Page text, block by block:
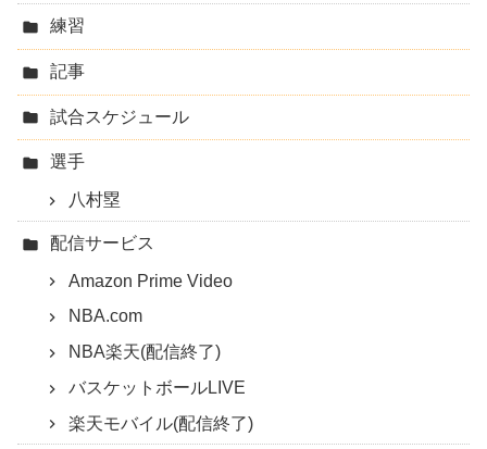
練習
記事
試合スケジュール
選手
八村塁
配信サービス
Amazon Prime Video
NBA.com
NBA楽天(配信終了)
バスケットボールLIVE
楽天モバイル(配信終了)